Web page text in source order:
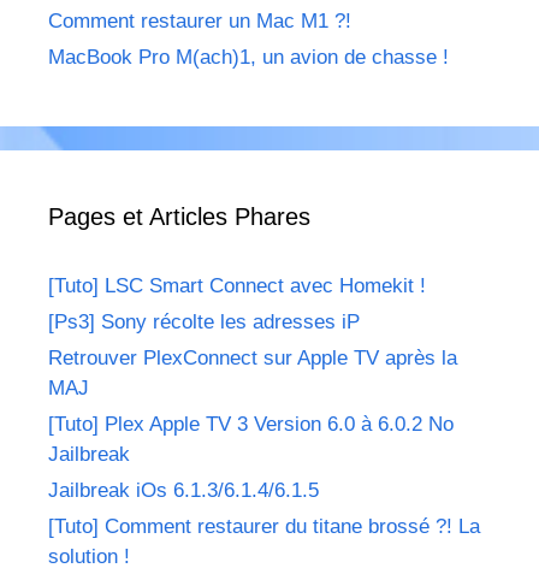
Comment restaurer un Mac M1 ?!
MacBook Pro M(ach)1, un avion de chasse !
Pages et Articles Phares
[Tuto] LSC Smart Connect avec Homekit !
[Ps3] Sony récolte les adresses iP
Retrouver PlexConnect sur Apple TV après la
MAJ
[Tuto] Plex Apple TV 3 Version 6.0 à 6.0.2 No
Jailbreak
Jailbreak iOs 6.1.3/6.1.4/6.1.5
[Tuto] Comment restaurer du titane brossé ?! La
solution !